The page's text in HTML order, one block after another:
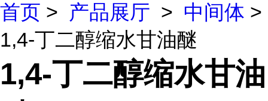
首页 > 产品展厅 > 中间体 >
1,4-丁二醇缩水甘油醚
1,4-丁二醇缩水甘油